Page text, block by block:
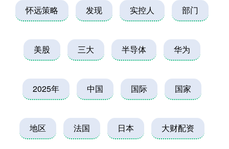
怀远策略 发现 实控人 部门
美股 三大 半导体 华为
2025年 中国 国际 国家
地区 法国 日本 大财配资